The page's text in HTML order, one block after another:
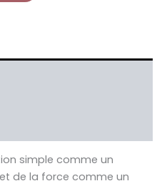
simple comme un
de la force comme un